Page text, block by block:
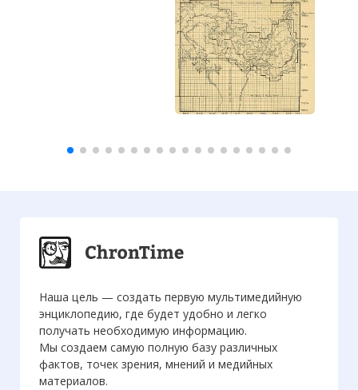
Наша цель — создать первую мультимедийную
энциклопедию, где будет удобно и легко
получать необходимую информацию.
Мы создаем самую полную базу различных
фактов, точек зрения, мнений и медийных
материалов.